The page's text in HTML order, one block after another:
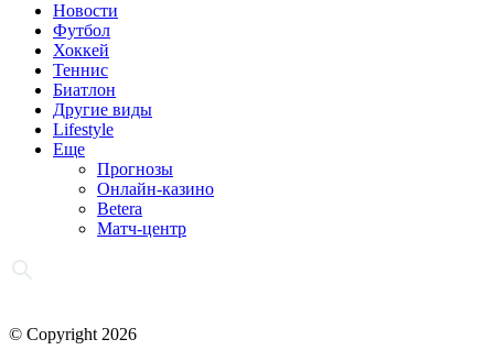
Новости
Футбол
Хоккей
Теннис
Биатлон
Другие виды
Lifestyle
Еще
Прогнозы
Онлайн-казино
Betera
Матч-центр
© Copyright 2026